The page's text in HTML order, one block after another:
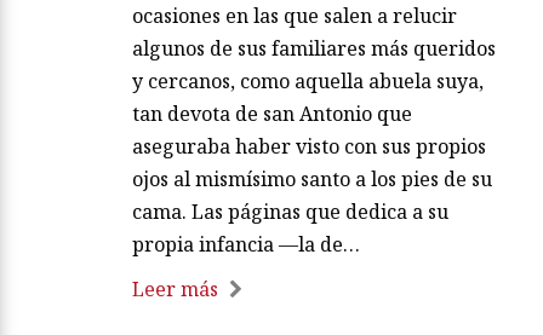
ocasiones en las que salen a relucir
algunos de sus familiares más queridos
y cercanos, como aquella abuela suya,
tan devota de san Antonio que
aseguraba haber visto con sus propios
ojos al mismísimo santo a los pies de su
cama. Las páginas que dedica a su
propia infancia —la de…
Leer más